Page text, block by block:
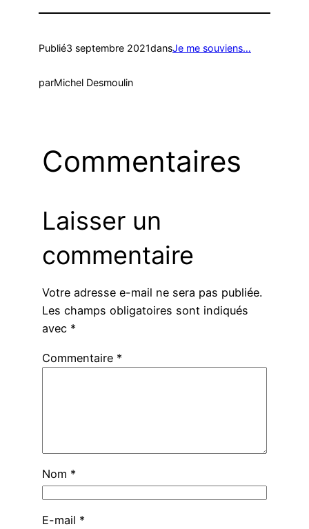
Publié3 septembre 2021dansJe me souviens…
parMichel Desmoulin
Commentaires
Laisser un
commentaire
Votre adresse e-mail ne sera pas publiée.
Les champs obligatoires sont indiqués
avec *
Commentaire *
Nom *
E-mail *